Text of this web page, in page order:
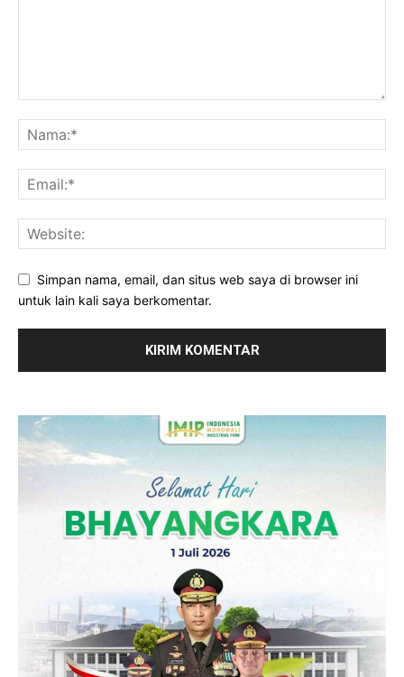
Simpan nama, email, dan situs web saya di browser ini
untuk lain kali saya berkomentar.